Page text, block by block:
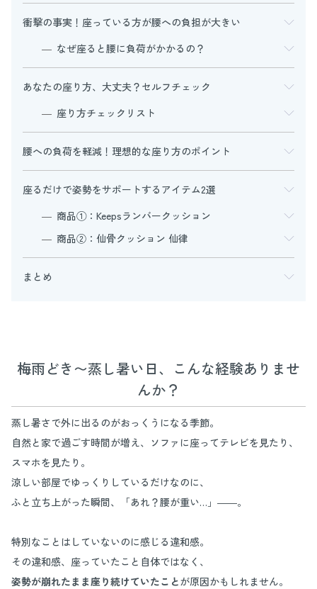
衝撃の事実！座っている方が腰への負担が大きい
なぜ座ると腰に負荷がかかるの？
あなたの座り方、大丈夫？セルフチェック
座り方チェックリスト
腰への負荷を軽減！理想的な座り方のポイント
座るだけで姿勢をサポートするアイテム2選
商品①：Keepsランバークッション
商品②：仙骨クッション 仙律
まとめ
梅雨どき〜蒸し暑い日、こんな経験ありませ
んか？
蒸し暑さで外に出るのがおっくうになる季節。
自然と家で過ごす時間が増え、ソファに座ってテレビを見たり、
スマホを見たり。
涼しい部屋でゆっくりしているだけなのに、
ふと立ち上がった瞬間、「あれ？腰が重い…」――。
特別なことはしていないのに感じる違和感。
その違和感、座っていたこと自体ではなく、
姿勢が崩れたまま座り続けていたことが原因かもしれません。